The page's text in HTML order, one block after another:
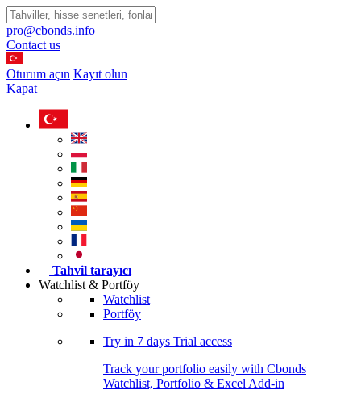
pro@cbonds.info
Contact us
Oturum açın Kayıt olun
Kapat
Tahvil tarayıcı
Watchlist & Portföy
Watchlist
Portföy
Try in 7 days Trial access
Track your portfolio easily with Cbonds
Watchlist, Portfolio & Excel Add-in